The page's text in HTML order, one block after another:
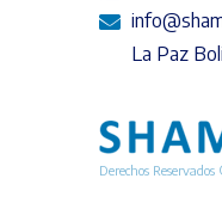
La Paz
Derechos